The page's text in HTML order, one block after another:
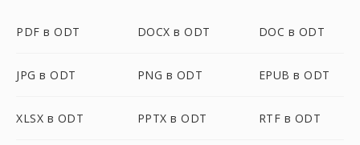
PDF в ODT DOCX в ODT DOC в ODT
JPG в ODT PNG в ODT EPUB в ODT
XLSX в ODT PPTX в ODT RTF в ODT